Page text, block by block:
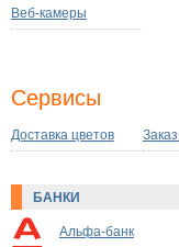
Веб-камеры
Сервисы
Доставка цветов
БАНКИ
Альфа-банк